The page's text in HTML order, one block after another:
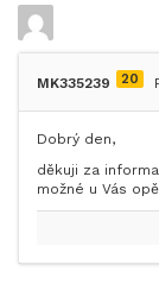
MK335239 20
Dobrý den,
děkuji za
možné u Vás